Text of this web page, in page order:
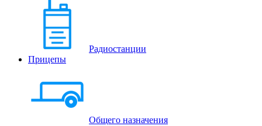
Радиостанции
Прицепы
Общего назначения